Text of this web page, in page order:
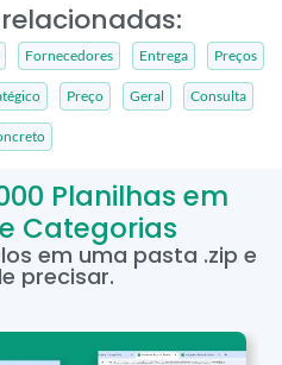
Fornecedores Entrega Preços
Preço Geral Consulta
Planilhas em
Categorias
em uma pasta .zip e
precisar.